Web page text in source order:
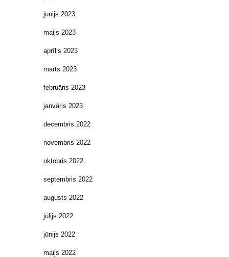
jūnijs 2023
maijs 2023
aprīlis 2023
marts 2023
februāris 2023
janvāris 2023
decembris 2022
novembris 2022
oktobris 2022
septembris 2022
augusts 2022
jūlijs 2022
jūnijs 2022
maijs 2022